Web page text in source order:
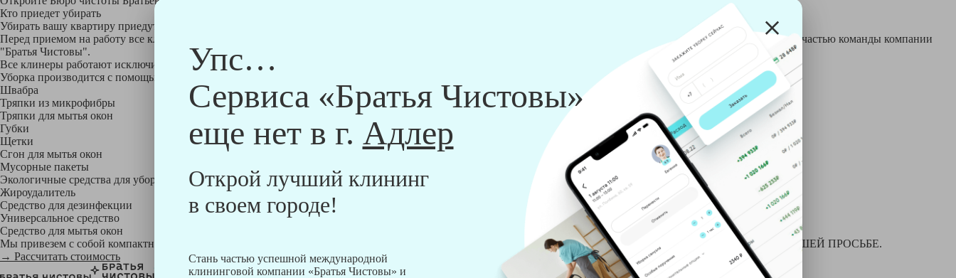
Упс…
Сервиса «Братья Чистовы»
еще нет в г. Адлер
Открой лучший клининг
в своем городе!
Стань частью успешной международной
клининговой компании «Братья Чистовы» и
Кто приедет убирать
Убирать вашу квартиру приедут профессионально обученные клинеры - русские девушки, в возрасте от 24 до 40 лет.
Перед приемом на работу все клинеры проходят аттестацию в нашем обучающем центре, а также проверку в службе безопасности и только после этого становятся частью команды компании
"Братья Чистовы".
Все клинеры работают исключительно в форме с логотипом компании "Братья Чистовы".
Уборка производится с помощью профессиональных технических и химический средств, которые наши клинеры привозят с собой:
Швабра
Тряпки из микрофибры
Тряпки для мытья окон
Губки
Щетки
Сгон для мытья окон
Мусорные пакеты
Экологичные средства для уборки немецкой марки Kiehl:
Жироудалитель
Средство для дезинфекции
Универсальное средство
Средство для мытья окон
Мы привезем с собой компактный профессиональный пылесос фирмы Soteco, а также утюг, ведро, парогенератор, аппарат для химчистки и многое другое ПО ВАШЕЙ ПРОСЬБЕ.
→ Рассчитать стоимость